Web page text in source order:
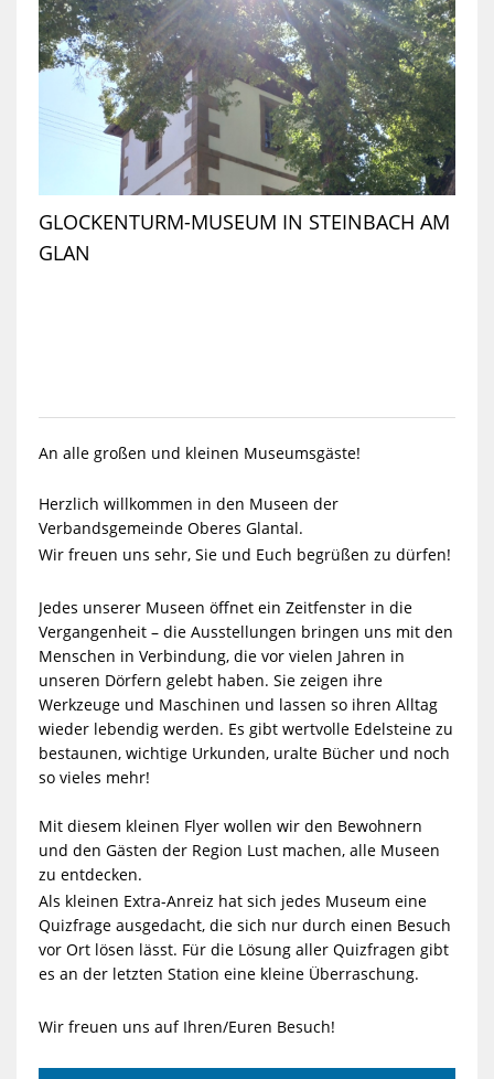
GLOCKENTURM-MUSEUM IN STEINBACH AM
GLAN
An alle großen und kleinen Museumsgäste!
Herzlich willkommen in den Museen der
Verbandsgemeinde Oberes Glantal.
Wir freuen uns sehr, Sie und Euch begrüßen zu dürfen!
Jedes unserer Museen öffnet ein Zeitfenster in die
Vergangenheit – die Ausstellungen bringen uns mit den
Menschen in Verbindung, die vor vielen Jahren in
unseren Dörfern gelebt haben. Sie zeigen ihre
Werkzeuge und Maschinen und lassen so ihren Alltag
wieder lebendig werden. Es gibt wertvolle Edelsteine zu
bestaunen, wichtige Urkunden, uralte Bücher und noch
so vieles mehr!
Mit diesem kleinen Flyer wollen wir den Bewohnern
und den Gästen der Region Lust machen, alle Museen
zu entdecken.
Als kleinen Extra-Anreiz hat sich jedes Museum eine
Quizfrage ausgedacht, die sich nur durch einen Besuch
vor Ort lösen lässt. Für die Lösung aller Quizfragen gibt
es an der letzten Station eine kleine Überraschung.
Wir freuen uns auf Ihren/Euren Besuch!